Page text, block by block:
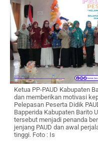
Ketua PP-PAUD Kabupaten
dan memberikan motivasi
Pelepasan Peserta Didik
Bapperida Kabupaten Barito
tersebut menjadi penanda
jenjang PAUD dan awal
tinggi. Foto : Is